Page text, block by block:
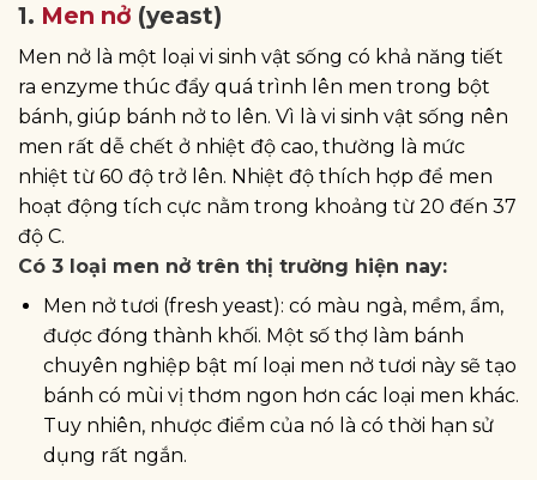
1. Men nở (yeast)
Men nở là một loại vi sinh vật sống có khả năng tiết
ra enzyme thúc đẩy quá trình lên men trong bột
bánh, giúp bánh nở to lên. Vì là vi sinh vật sống nên
men rất dễ chết ở nhiệt độ cao, thường là mức
nhiệt từ 60 độ trở lên. Nhiệt độ thích hợp để men
hoạt động tích cực nằm trong khoảng từ 20 đến 37
độ C.
Có 3 loại men nở trên thị trường hiện nay:
Men nở tươi (fresh yeast): có màu ngà, mềm, ẩm,
được đóng thành khối. Một số thợ làm bánh
chuyên nghiệp bật mí loại men nở tươi này sẽ tạo
bánh có mùi vị thơm ngon hơn các loại men khác.
Tuy nhiên, nhược điểm của nó là có thời hạn sử
dụng rất ngắn.